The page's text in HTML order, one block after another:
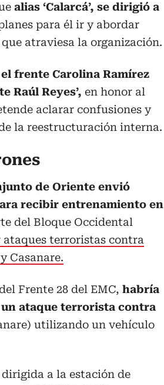
alias ‘Calarcá’, se dirigió a
para él ir y abordar
atraviesa la organización.
el frente Carolina Ramírez
Raúl Reyes’, en honor al
aclarar confusiones y
la reestructuración interna.
de Oriente envió
recibir entrenamiento en
del Bloque Occidental
terroristas contra
Casanare.
Frente 28 del EMC, habría
un ataque terrorista contra
utilizando un vehículo
a la estación de